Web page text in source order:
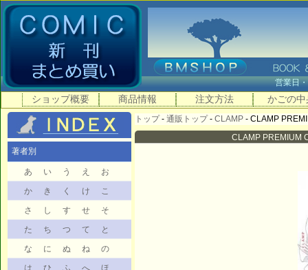
営業
ショップ概要 商品情報 注文方法 かごの中
著者別
あ い う え
お
か
き く け
こ
さ
し す せ
そ
た
ち つ て
と
な
に ぬ ね
の
は
ひ ふ へ
ほ
トップ- 通販トップ- CLAMP - CLAMP
CLAMP PREMIUM